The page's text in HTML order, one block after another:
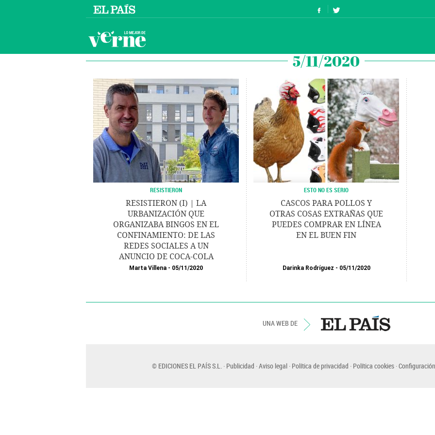
5/11/2020
RESISTIERON
RESISTIERON (I) | LA
URBANIZACIÓN QUE
ORGANIZABA BINGOS EN EL
CONFINAMIENTO: DE LAS
REDES SOCIALES A UN
ANUNCIO DE COCA-COLA
Marta Villena 05/11/2020
ESTO NO ES SERIO
CASCOS PARA POLLOS Y
OTRAS COSAS EXTRAÑAS QUE
PUEDES COMPRAR EN LÍNEA
EN EL BUEN FIN
Darinka Rodríguez 05/11/2020
UNA WEB DE
© EDICIONES EL PAÍS S.L. Publicidad Aviso legal Política de privacidad Política cookies